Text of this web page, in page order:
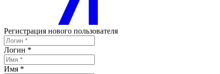
Регистрация нового пользователя
Логин *
Имя *